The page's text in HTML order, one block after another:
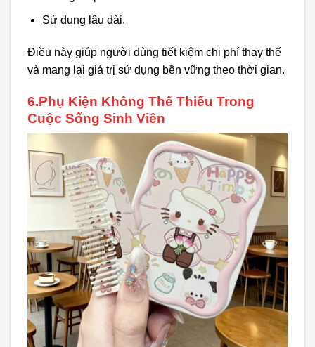
Sử dụng lâu dài.
Điều này giúp người dùng tiết kiệm chi phí thay thế
và mang lại giá trị sử dụng bền vững theo thời gian.
6.Phụ Kiện Không Thể Thiếu Trong
Cuộc Sống Sinh Viên